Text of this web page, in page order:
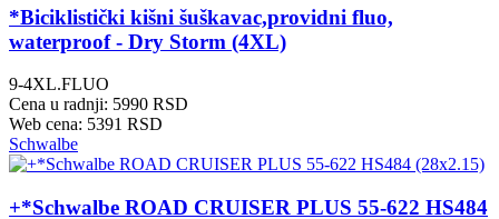
*Biciklistički kišni šuškavac,providni fluo,
waterproof - Dry Storm (4XL)
9-4XL.FLUO
Cena u radnji: 5990 RSD
Web cena: 5391 RSD
Schwalbe
+*Schwalbe ROAD CRUISER PLUS 55-622 HS484